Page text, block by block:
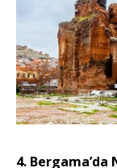
4. Bergama’da